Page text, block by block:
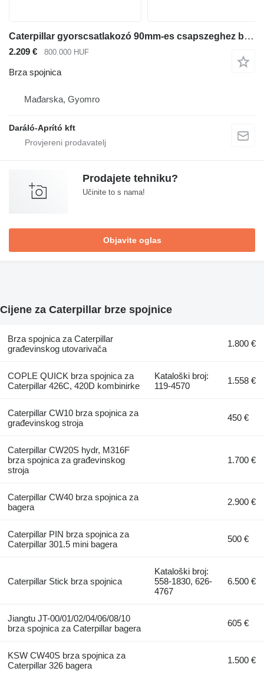
Caterpillar gyorscsatlakozó 90mm-es csapszeghez brza spojnica za bagera
2.209 € 800.000 HUF
Brza spojnica
Mađarska, Gyomro
Daráló-Aprító kft
Prodajete tehniku?
Učinite to s nama!
Objavite oglas
Cijene za Caterpillar brze spojnice
Brza spojnica za Caterpillar
građevinskog utovarivača
1.800 €
COPLE QUICK brza spojnica za
Caterpillar 426C, 420D kombinirke
Kataloški broj:
119-4570
1.558 €
Caterpillar CW10 brza spojnica za
građevinskog stroja
450 €
Caterpillar CW20S hydr, M316F
brza spojnica za građevinskog
stroja
1.700 €
Caterpillar CW40 brza spojnica za
bagera
2.900 €
Caterpillar PIN brza spojnica za
Caterpillar 301.5 mini bagera
500 €
Caterpillar Stick brza spojnica
Kataloški broj:
558-1830, 626-
4767
6.500 €
Jiangtu JT-00/01/02/04/06/08/10
brza spojnica za Caterpillar bagera
605 €
KSW CW40S brza spojnica za
Caterpillar 326 bagera
1.500 €